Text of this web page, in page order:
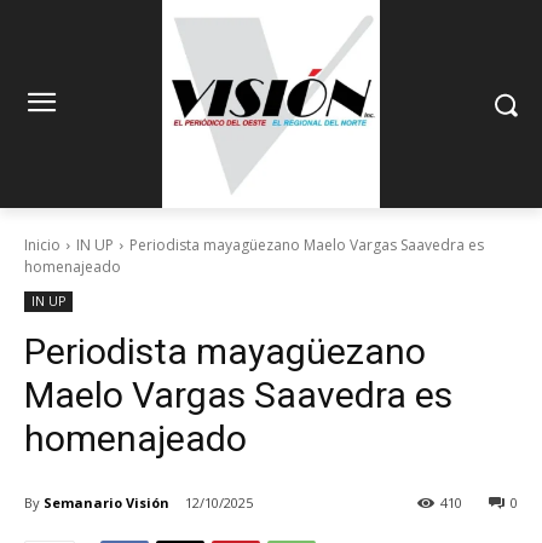
Inicio IN UP
Periodista mayagüezano Maelo Vargas Saavedra es
homenajeado
IN UP
Periodista mayagüezano
Maelo Vargas Saavedra es
homenajeado
By Semanario Visión 12/10/2025 0
410